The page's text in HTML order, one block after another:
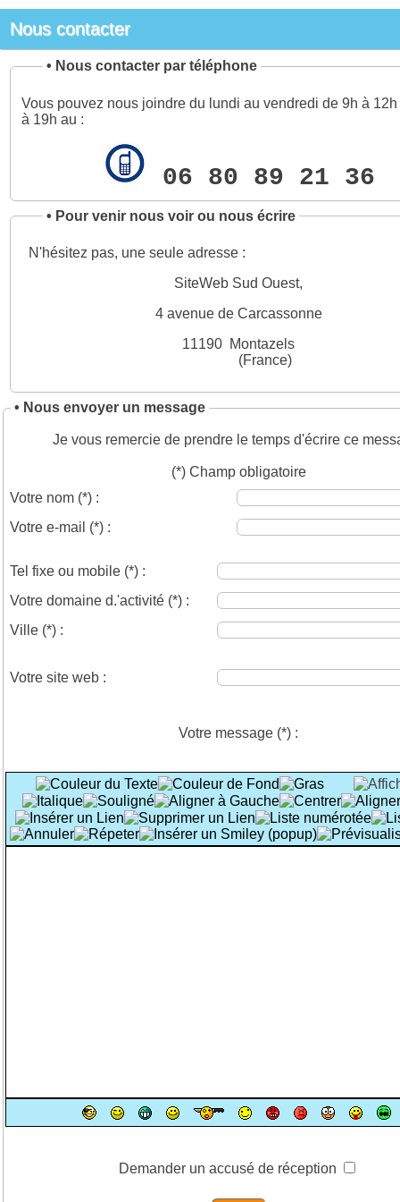
Nous contacter
• Nous contacter par téléphone
Vous pouvez nous joindre du lundi au vendredi de 9h à
à 19h au :
06 80 89 21 36
• Pour venir nous voir ou nous écrire
N'hésitez pas, une seule adresse :
SiteWeb Sud Ouest,
4 avenue de Carcassonne
11190 Montazels
(France)
• Nous envoyer un message
Je vous remercie de prendre le temps d'écrire ce
(*) Champ obligatoire
Votre nom (*) :
Votre e-mail (*) :
Tel fixe ou mobile (*) :
Votre domaine d.'activité (*) :
Ville (*) :
Votre site web :
Votre message (*) :
Demander un accusé de réception